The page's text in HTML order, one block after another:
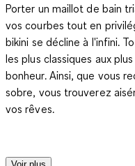
Porter un maillot de bain
vos courbes tout en
bikini se décline à l'infini.
les plus classiques aux
bonheur. Ainsi, que vous
sobre, vous trouverez
vos rêves.
Coupes confortables et